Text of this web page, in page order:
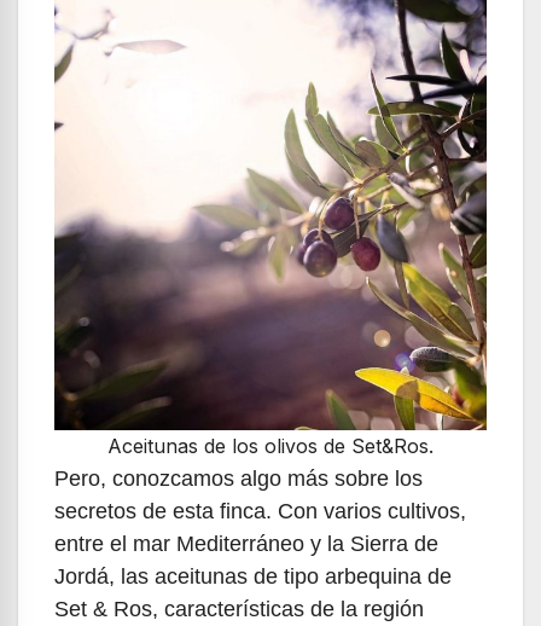
Aceitunas de los olivos de Set&Ros.
Pero, conozcamos algo más sobre los
secretos de esta finca. Con varios cultivos,
entre el mar Mediterráneo y la Sierra de
Jordá, las aceitunas de tipo arbequina de
Set & Ros, características de la región